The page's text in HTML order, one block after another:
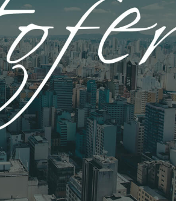
Редагування фото
ювелірних виробів
Дані для